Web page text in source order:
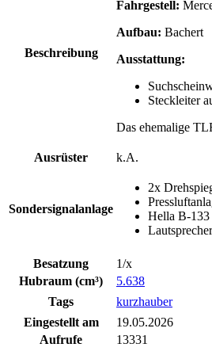
Beschreibung
Fahrgestell:
Aufbau: Bachert
Ausstattung:
Steckleiter
Das ehemalige
Ausrüster k.A.
Sondersignalanlage
2x
Hella B-133
Lautsprecher
Besatzung 1/x
Hubraum (cm³)
5.638
Tags
kurzhauber
Eingestellt am
19.05.2026
Aufrufe
13331